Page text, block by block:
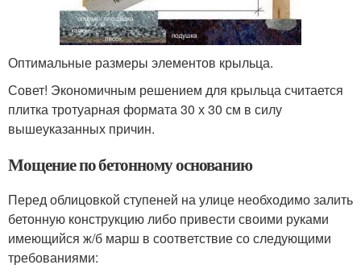
Оптимальные размеры элементов крыльца.
Совет! Экономичным решением для крыльца считается
плитка тротуарная формата 30 х 30 см в силу
вышеуказанных причин.
Мощение по бетонному основанию
Перед облицовкой ступеней на улице необходимо залить
бетонную конструкцию либо привести своими руками
имеющийся ж/б марш в соответствие со следующими
требованиями: